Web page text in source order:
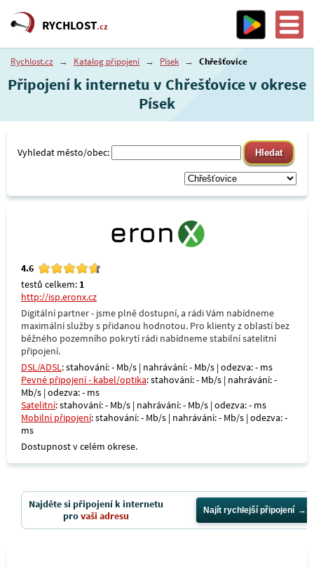
RYCHLOST.cz
Rychlost.cz → Katalog připojení → Písek → Chřešťovice
Připojení k internetu v Chřešťovice v okrese
Písek
Vyhledat město/obec:
4.6
testů celkem: 1
http://isp.eronx.cz
Digitální partner - jsme plně dostupní, a rádi Vám nabídneme
maximální služby s přidanou hodnotou. Pro klienty z oblastí bez
běžného pozemního pokrytí rádi nabídneme stabilní satelitní
připojení.
DSL/ADSL: stahování: - Mb/s | nahrávání: - Mb/s | odezva: - ms
Pevné připojení - kabel/optika: stahování: - Mb/s | nahrávání: -
Mb/s | odezva: - ms
Satelitní: stahování: - Mb/s | nahrávání: - Mb/s | odezva: - ms
Mobilní připojení: stahování: - Mb/s | nahrávání: - Mb/s | odezva: -
ms
Dostupnost v celém okrese.
Najděte si připojení k internetu
provaši adresu Najít rychlejší připojení